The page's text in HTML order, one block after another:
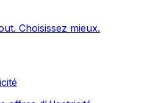
Choisissez mieux.